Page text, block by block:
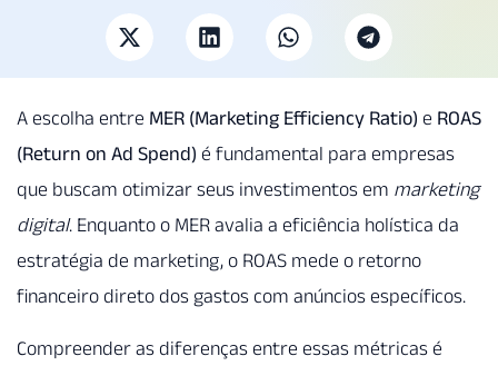
A escolha entre MER (Marketing Efficiency Ratio) e ROAS
(Return on Ad Spend) é fundamental para empresas
que buscam otimizar seus investimentos em marketing
digital. Enquanto o MER avalia a eficiência holística da
estratégia de marketing, o ROAS mede o retorno
financeiro direto dos gastos com anúncios específicos.
Compreender as diferenças entre essas métricas é